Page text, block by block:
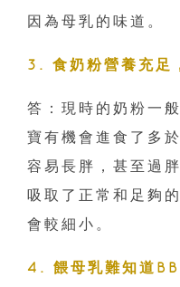
因為母乳的味道。
3. 食奶粉營養充足
答：現時的奶粉一
寶有機會進食了多
容易長胖，甚至過
吸取了正常和足夠
會較細小。
4. 餵母乳難知道